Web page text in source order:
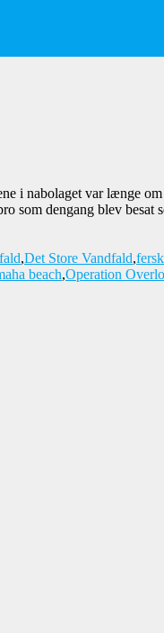
i nabolaget var længe
som dengang blev besat
,Det Store Vandfald,
beach,Operation